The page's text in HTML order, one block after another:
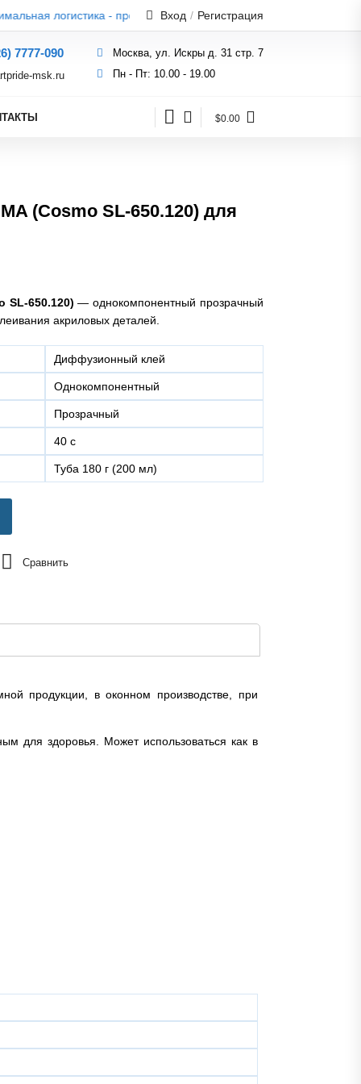
логистика - производство находится в черте Москвы
Вход / Регистрация
7777-090
msk.ru
Москва, ул. Искры д. 31 стр. 7
Пн - Пт: 10.00 - 19.00
$0.00
(Cosmo SL-650.120) для
SL-650.120) — однокомпонентный прозрачный
акриловых деталей.
Диффузионный клей
Однокомпонентный
Прозрачный
40 с
туба 180 г (200 мл)
Сравнить
продукции, в оконном производстве, при
для здоровья. Может использоваться как в